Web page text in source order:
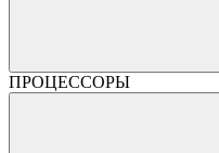
ПРОЦЕССОРЫ